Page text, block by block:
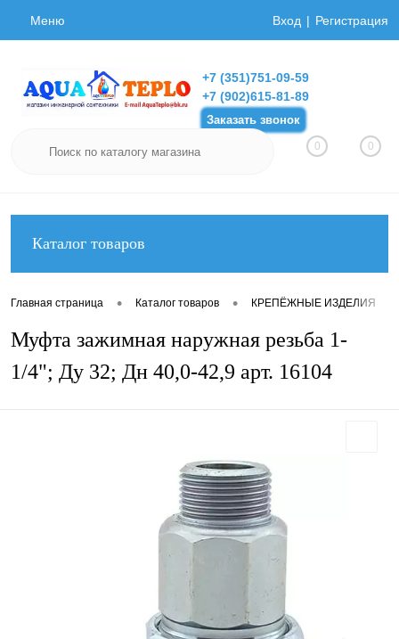
Меню Вход Регистрация
+7 (351)751-09-59
+7 (902)615-81-89
Заказать звонок
0 0
Каталог товаров
Главная страница • Каталог товаров • КРЕПЁЖНЫЕ ИЗДЕЛИЯ
Муфта зажимная наружная резьба 1-
1/4"; Ду 32; Дн 40,0-42,9 арт. 16104